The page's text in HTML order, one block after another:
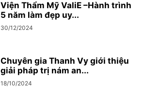
Viện Thẩm Mỹ ValiE –Hành trình
5 năm làm đẹp uy...
30/12/2024
Chuyên gia Thanh Vy giới thiệu
giải pháp trị nám an...
18/10/2024